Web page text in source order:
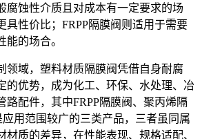
腐蚀性介质且对成本有一定要求的场
具性价比；FRPP隔膜阀则适用于需要
能的场合。
领域，塑料材质隔膜阀凭借自身耐腐
的优势，成为化工、环保、水处理、冶
路配件，其中FRPP隔膜阀、聚丙烯隔
用范围较广的三类产品，三者虽同属
材质的差异，在性能表现、规格适配、